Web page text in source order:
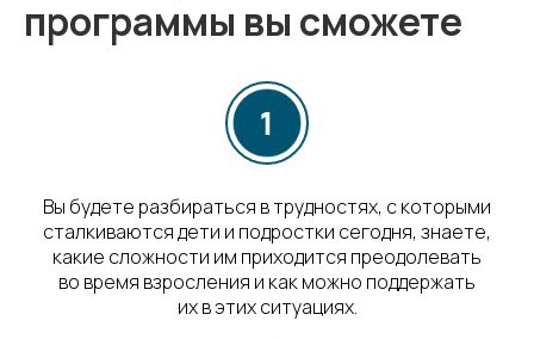
программы вы сможете
Вы будете разбираться в трудностях, с которыми
сталкиваются дети и подростки сегодня, знаете,
какие сложности им приходится преодолевать
во время взросления и как можно поддержать
их в этих ситуациях.